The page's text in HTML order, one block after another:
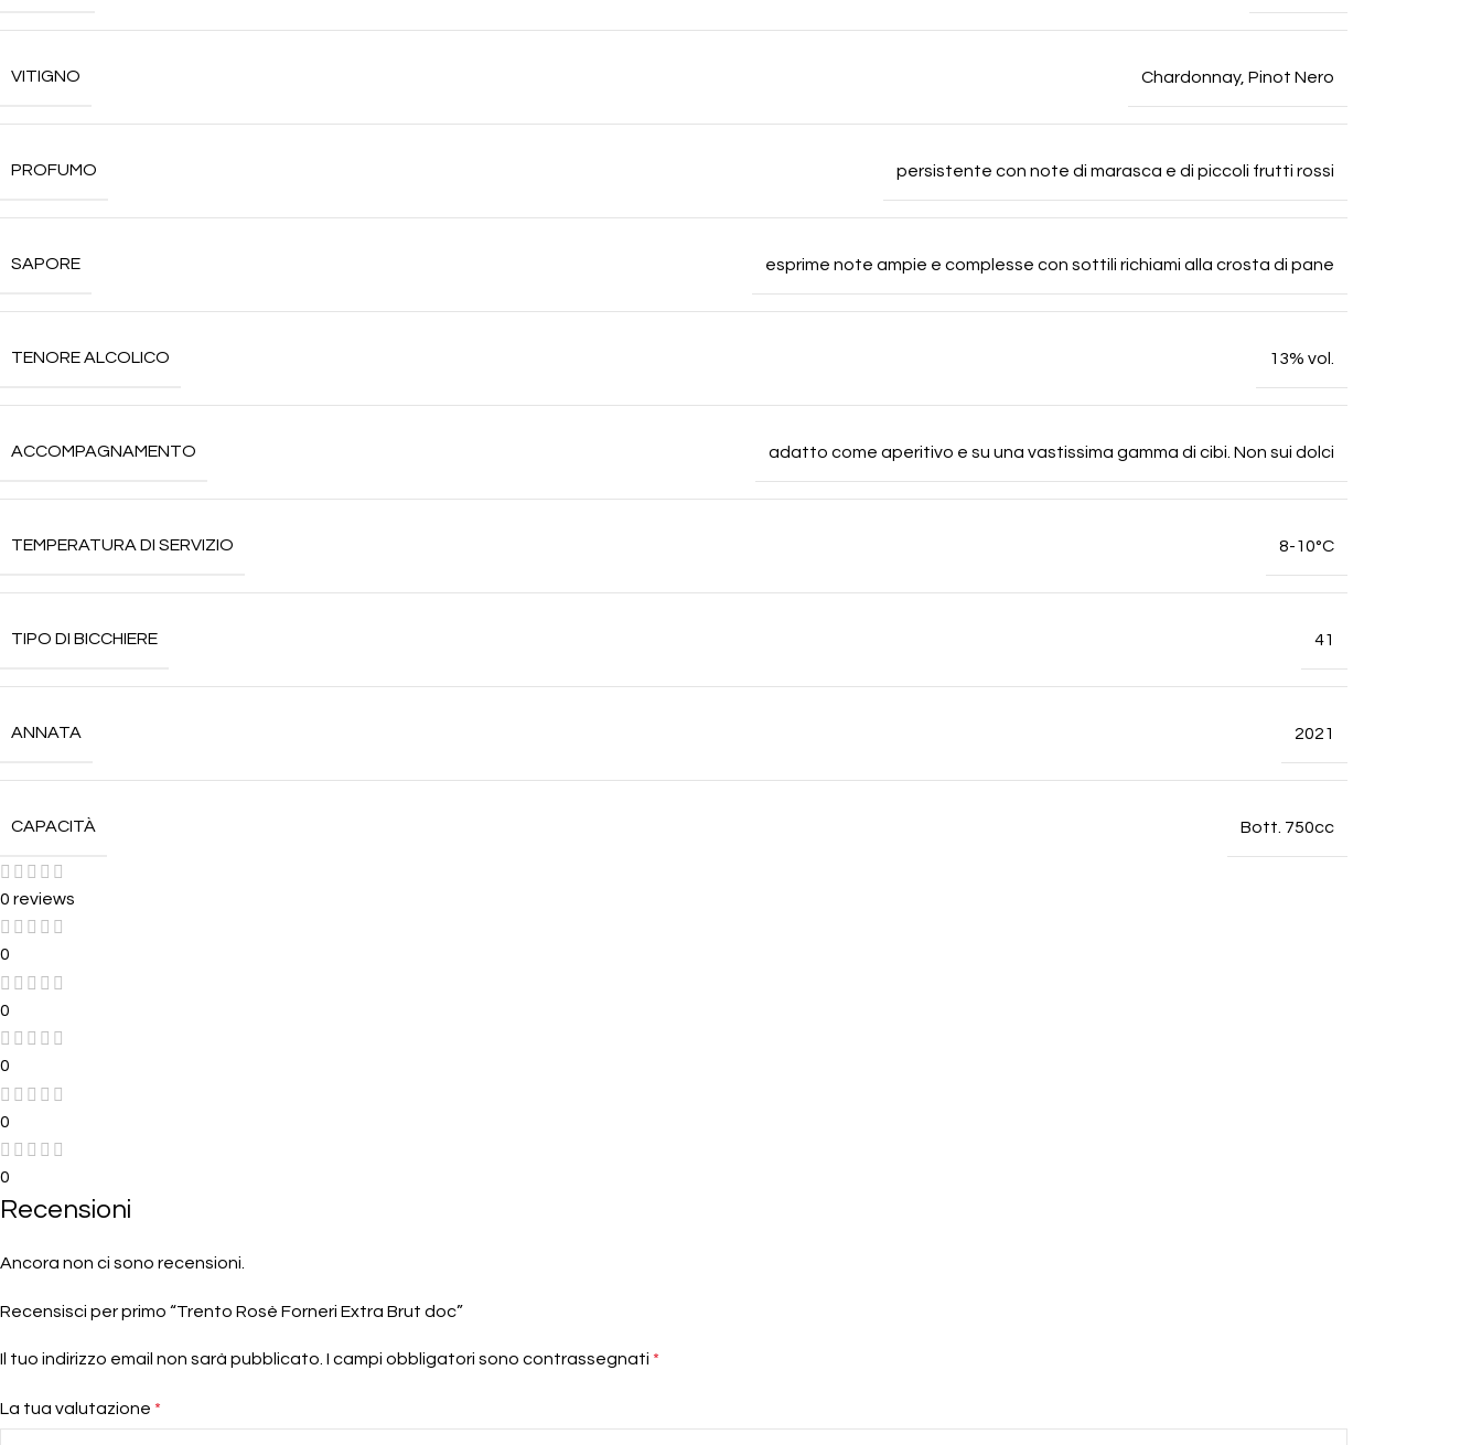
VITIGNO Chardonnay, Pinot Nero
PROFUMO persistente con note di marasca e di piccoli frutti rossi
SAPORE esprime note ampie e complesse con sottili richiami alla crosta di pane
TENORE ALCOLICO 13% vol.
ACCOMPAGNAMENTO adatto come aperitivo e su una vastissima gamma di cibi. Non sui dolci
TEMPERATURA DI SERVIZIO 8-10°C
TIPO DI BICCHIERE 41
ANNATA 2021
CAPACITÀ Bott. 750cc
0 reviews
0
0
0
0
0
Recensioni
Ancora non ci sono recensioni.
Recensisci per primo “Trento Rosè Forneri Extra Brut doc”
Il tuo indirizzo email non sarà pubblicato. I campi obbligatori sono contrassegnati *
La tua valutazione *